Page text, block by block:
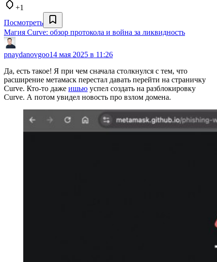
+1
Посмотреть
Магия Curve: обзор протокола и война за ликвидность
pnaydanovgoo14 мая 2025 в 11:26
Да, есть такое! Я при чем сначала столкнулся с тем, что
расширение метамаск перестал давать перейти на страничку
Curve. Кто-то даже ишью успел создать на разблокировку
Curve. А потом увидел новость про взлом домена.